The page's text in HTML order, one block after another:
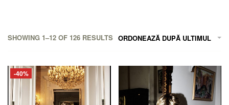
SHOWING 1–12 OF 126 RESULTS ORDONEAZĂ DUPĂ ULTIMUL
-40%